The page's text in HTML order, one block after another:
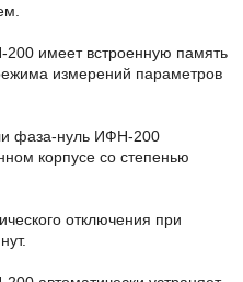
имеет встроенную память
измерений параметров
фаза-нуль ИФН-200
корпусе со степенью
отключения при